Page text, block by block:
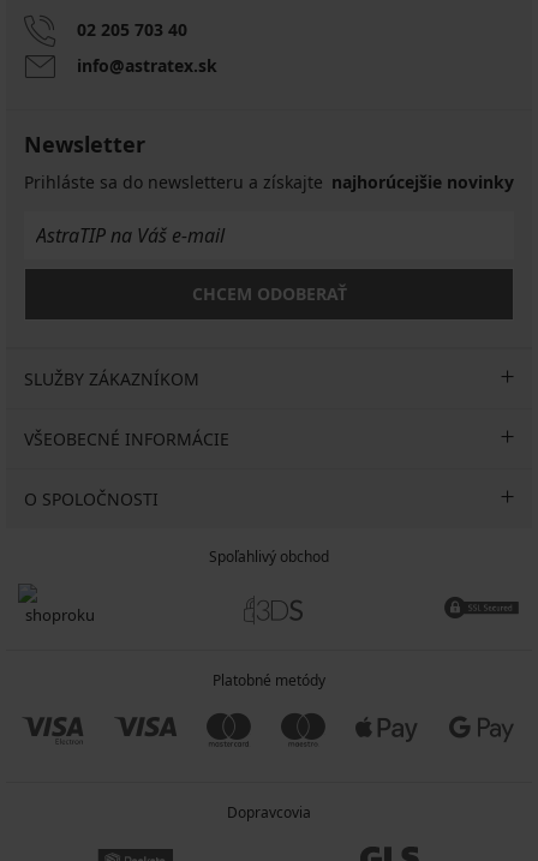
02 205 703 40
info@astratex.sk
Newsletter
Prihláste sa do newsletteru a získajte najhorúcejšie novinky
CHCEM ODOBERAŤ
SLUŽBY ZÁKAZNÍKOM
VŠEOBECNÉ INFORMÁCIE
O SPOLOČNOSTI
Spoľahlivý obchod
Platobné metódy
Dopravcovia